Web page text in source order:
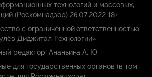
технологий и массовых,
(Роскомнадзор) 26.07.2022 18+
с ограниченной ответственностью
Диджитал Технологии»
редактор: Ананьина А. Ю.
для государственных органов (в том